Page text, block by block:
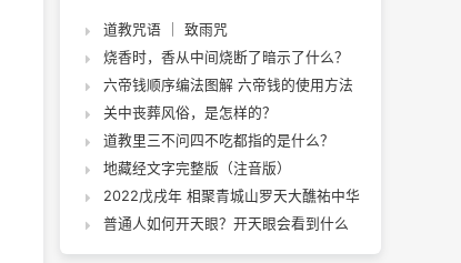
道教咒语 ｜ 致雨咒
烧香时，香从中间烧断了暗示了什么？
六帝钱顺序编法图解 六帝钱的使用方法
关中丧葬风俗，是怎样的？
道教里三不问四不吃都指的是什么？
地藏经文字完整版（注音版）
2022戊戌年 相聚青城山罗天大醮祐中华
普通人如何开天眼？开天眼会看到什么